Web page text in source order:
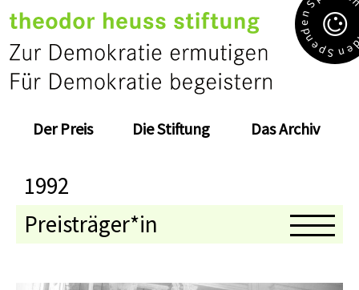
Der Preis Die Stiftung Das Archiv
S
p
e
n
d
e
n
S
e
n
1992
Preisträger*in